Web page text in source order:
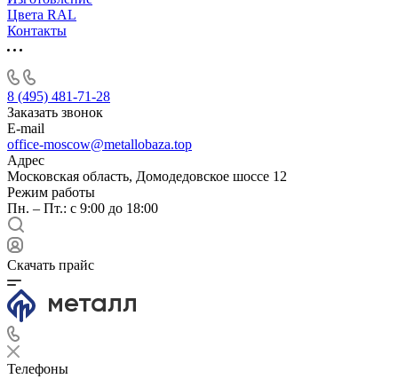
Цвета RAL
Контакты
8 (495) 481-71-28
Заказать звонок
E-mail
office-moscow@metallobaza.top
Адрес
Московская область, Домодедовское шоссе 12
Режим работы
Пн. – Пт.: с 9:00 до 18:00
Скачать прайс
Телефоны